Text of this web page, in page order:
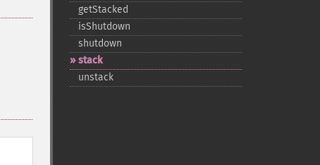
getStacked
isShutdown
shutdown
stack
unstack